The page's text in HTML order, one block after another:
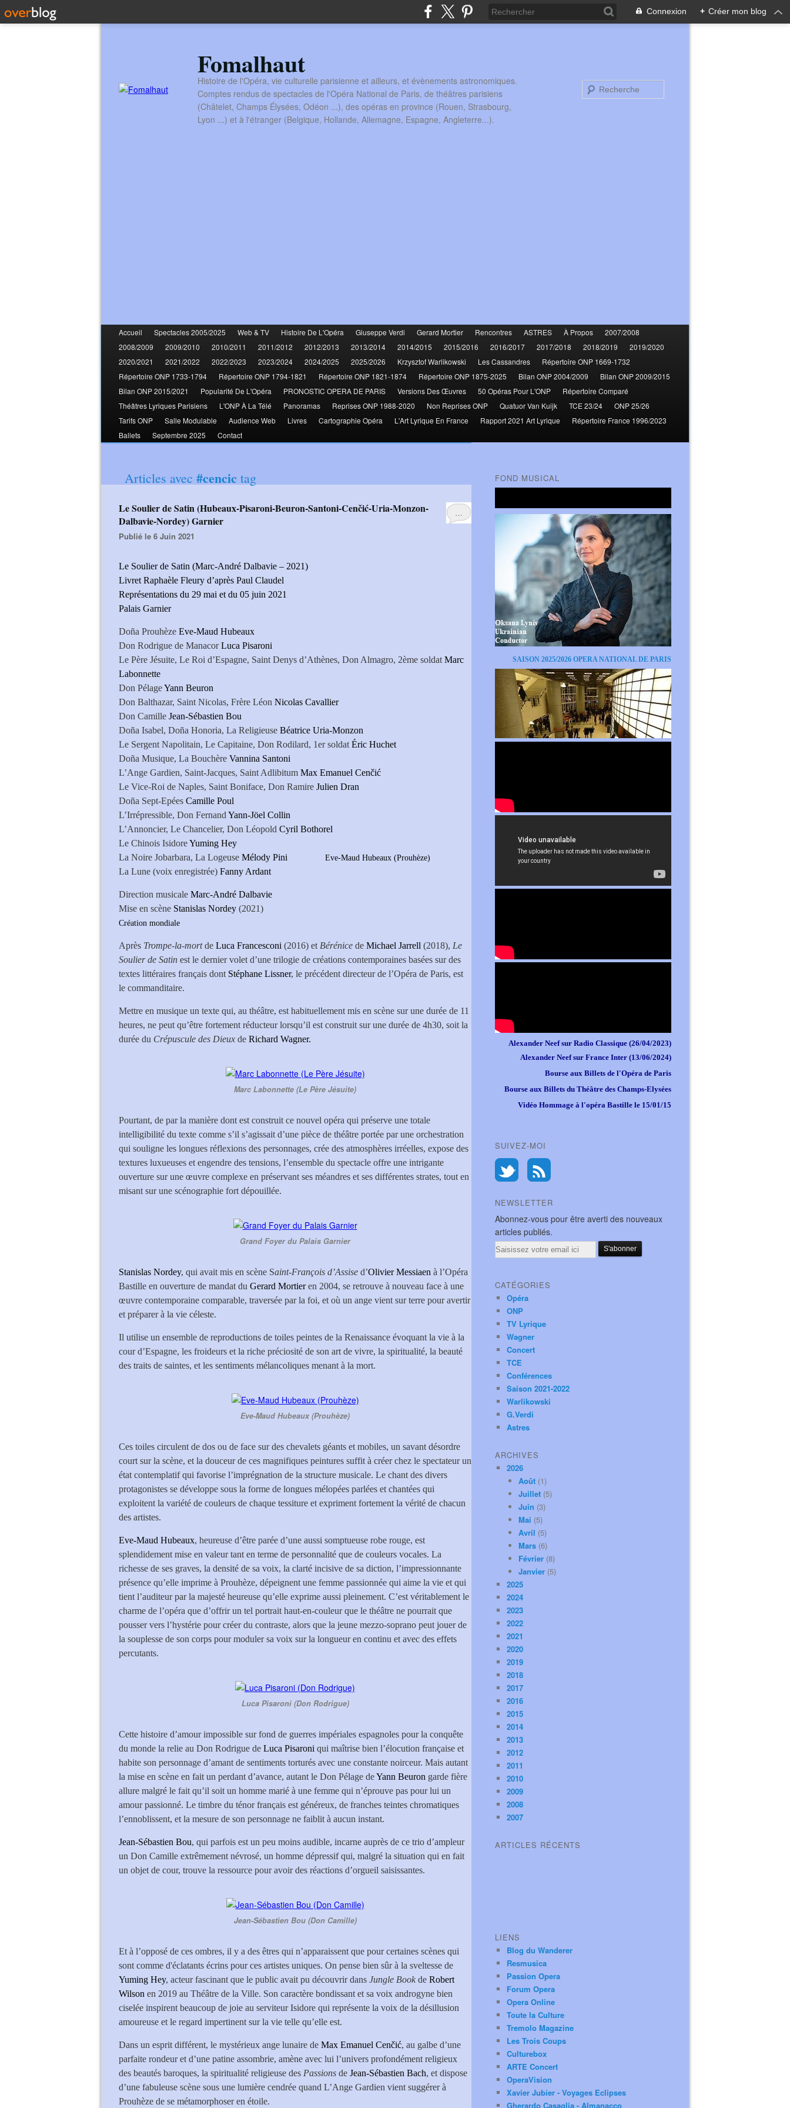
Connexion + Créer mon blog
Fomalhaut
Histoire de l'Opéra, vie culturelle parisienne et ailleurs, et évènements astronomiques.
Comptes rendus de spectacles de l'Opéra National de Paris, de théâtres parisiens
(Châtelet, Champs Élysées, Odéon ...), des opéras en province (Rouen, Strasbourg,
Lyon ...) et à l'étranger (Belgique, Hollande, Allemagne, Espagne, Angleterre...).
Accueil Spectacles 2005/2025 Web & TV Histoire De L'Opéra Giuseppe Verdi Gerard Mortier Rencontres ASTRES À Propos
2007/2008
2008/2009
2009/2010 2010/2011 2011/2012 2012/2013 2013/2014 2014/2015 2015/2016 2016/2017 2017/2018 2018/2019
2019/2020
2020/2021
2021/2022 2022/2023 2023/2024 2024/2025 2025/2026 Krzysztof Warlikowski Les Cassandres
Répertoire ONP 1669-1732
Répertoire ONP 1733-1794
Répertoire ONP 1794-1821 Répertoire ONP 1821-1874 Répertoire ONP 1875-2025 Bilan ONP 2004/2009
Bilan ONP 2009/2015
Bilan ONP 2015/2021
Popularité De L'Opéra PRONOSTIC OPERA DE PARIS Versions Des Œuvres 50 Opéras Pour L'ONP
Répertoire Comparé
Théâtres Lyriques Parisiens
L'ONP À La Télé Panoramas Reprises ONP 1988-2020 Non Reprises ONP Quatuor Van Kuijk TCE 23/24
ONP 25/26
Tarifs ONP
Salle Modulable Audience Web Livres Cartographie Opéra L'Art Lyrique En France Rapport 2021 Art Lyrique
Répertoire France 1996/2023
Ballets
Septembre 2025 Contact
Articles avec #cencic tag
…
Le Soulier de Satin (Hubeaux-Pisaroni-Beuron-Santoni-Cenčić-Uria-Monzon-
Dalbavie-Nordey) Garnier
Publié le 6 Juin 2021
Le Soulier de Satin (Marc-André Dalbavie – 2021)
Livret Raphaèle Fleury d’après Paul Claudel
Représentations du 29 mai et du 05 juin 2021
Palais Garnier
Doña Prouhèze Eve-Maud Hubeaux
Don Rodrigue de ManacorLuca Pisaroni
Le Père Jésuite, Le Roi d’Espagne, Saint Denys d’Athènes, Don Almagro, 2ème soldat Marc
Labonnette
Don PélageYann Beuron
Don Balthazar, Saint Nicolas, Frère Léon Nicolas Cavallier
Don Camille Jean-Sébastien Bou
Doña Isabel, Doña Honoria, La Religieuse Béatrice Uria‑Monzon
Le Sergent Napolitain, Le Capitaine, Don Rodilard, 1er soldat Éric Huchet
Doña Musique, La Bouchère Vannina Santoni
L’Ange Gardien, Saint-Jacques, Saint Adlibitum Max Emanuel Cenčić
Le Vice-Roi de Naples, Saint Boniface, Don Ramire Julien Dran
Doña Sept-Epées Camille Poul
L’Irrépressible, Don Fernand Yann-Jöel Collin
L’Annoncier, Le Chancelier, Don Léopold Cyril Bothorel
Le Chinois IsidoreYuming Hey
La Noire Jobarbara, La Logeuse Mélody Pini Eve-Maud Hubeaux (Prouhèze)
La Lune (voix enregistrée) Fanny Ardant
Direction musicale Marc-André Dalbavie
Mise en scène Stanislas Nordey (2021)
Création mondiale
Après Trompe-la-mortde Luca Francesconi (2016) et Bérénice de Michael Jarrell (2018), Le
Soulier de Satin est le dernier volet d’une trilogie de créations contemporaines basées sur des
textes littéraires français dont Stéphane Lissner, le précédent directeur de l’Opéra de Paris, est
le commanditaire.
Mettre en musique un texte qui, au théâtre, est habituellement mis en scène sur une durée de 11
heures, ne peut qu’être fortement réducteur lorsqu’il est construit sur une durée de 4h30, soit la
durée du Crépuscule des Dieux de Richard Wagner.
Marc Labonnette (Le Père Jésuite)
Pourtant, de par la manière dont est construit ce nouvel opéra qui préserve une totale
intelligibilité du texte comme s’il s’agissait d’une pièce de théâtre portée par une orchestration
qui souligne les longues réflexions des personnages, crée des atmosphères irréelles, expose des
textures luxueuses et engendre des tensions, l’ensemble du spectacle offre une intrigante
ouverture sur une œuvre complexe en préservant ses méandres et ses différentes strates, tout en
misant sur une scénographie fort dépouillée.
Grand Foyer du Palais Garnier
Stanislas Nordey, qui avait mis en scène Saint-François d’Assise d’Olivier Messiaen à l’Opéra
Bastille en ouverture de mandat du Gerard Mortieren 2004, se retrouve à nouveau face à une
œuvre contemporaine comparable, traversée par la foi, et où un ange vient sur terre pour avertir
et préparer à la vie céleste.
Il utilise un ensemble de reproductions de toiles peintes de la Renaissance évoquant la vie à la
cour d’Espagne, les froideurs et la riche préciosité de son art de vivre, la spiritualité, la beauté
des traits de saintes, et les sentiments mélancoliques menant à la mort.
Eve-Maud Hubeaux (Prouhèze)
Ces toiles circulent de dos ou de face sur des chevalets géants et mobiles, un savant désordre
court sur la scène, et la douceur de ces magnifiques peintures suffit à créer chez le spectateur un
état contemplatif qui favorise l’imprégnation de la structure musicale. Le chant des divers
protagonistes se développe sous la forme de longues mélopées parlées et chantées qui
exploitent la variété de couleurs de chaque tessiture et expriment fortement la vérité de chacun
des artistes.
Eve-Maud Hubeaux, heureuse d’être parée d’une aussi somptueuse robe rouge, est
splendidement mise en valeur tant en terme de personnalité que de couleurs vocales. La
richesse de ses graves, la densité de sa voix, la clarté incisive de sa diction, l’impressionnante
présence qu’elle imprime à Prouhèze, dépeignent une femme passionnée qui aime la vie et qui
tient l’auditeur par la majesté heureuse qu’elle exprime aussi pleinement. C’est véritablement le
charme de l’opéra que d’offrir un tel portrait haut-en-couleur que le théâtre ne pourrait que
pousser vers l’hystérie pour créer du contraste, alors que la jeune mezzo-soprano peut jouer de
la souplesse de son corps pour moduler sa voix sur la longueur en continu et avec des effets
percutants.
Luca Pisaroni (Don Rodrigue)
Cette histoire d’amour impossible sur fond de guerres impériales espagnoles pour la conquête
du monde la relie au Don Rodrigue de Luca Pisaroni qui maîtrise bien l’élocution française et
habite son personnage d’amant de sentiments torturés avec une constante noirceur. Mais autant
la mise en scène en fait un perdant d’avance, autant le Don Pélage deYann Beuron garde fière
allure malgré le fait qu’il soit un homme marié à une femme qui n’éprouve pas pour lui un
amour passionné. Le timbre du ténor français est généreux, de franches teintes chromatiques
l’ennoblissent, et la mesure de son personnage ne faiblit à aucun instant.
Jean-Sébastien Bou, qui parfois est un peu moins audible, incarne auprès de ce trio d’ampleur
un Don Camille extrêmement névrosé, un homme dépressif qui, malgré la situation qui en fait
un objet de cour, trouve la ressource pour avoir des réactions d’orgueil saisissantes.
Jean-Sébastien Bou (Don Camille)
Et à l’opposé de ces ombres, il y a des êtres qui n’apparaissent que pour certaines scènes qui
sont comme d'éclatants écrins pour ces artistes uniques. On pense bien sûr à la sveltesse de
Yuming Hey, acteur fascinant que le public avait pu découvrir dans Jungle Book de Robert
Wilson en 2019 au Théâtre de la Ville. Son caractère bondissant et sa voix androgyne bien
ciselée inspirent beaucoup de joie au serviteur Isidore qui représente la voix de la désillusion
amoureuse et le regard impertinent sur la vie telle qu’elle est.
Dans un esprit différent, le mystérieux ange lunaire de Max Emanuel Cenčić, au galbe d’une
parfaite rondeur et d’une patine assombrie, amène avec lui l’univers profondément religieux
des beautés baroques, la spiritualité religieuse des Passions de Jean-Sébastien Bach, et dispose
d’une fabuleuse scène sous une lumière cendrée quand L’Ange Gardien vient suggérer à
Prouhèze de se métamorphoser en étoile.
FOND MUSICAL
SAISON 2025/2026 OPERA NATIONAL DE PARIS
Alexander Neef sur Radio Classique (26/04/2023)
Alexander Neef sur France Inter (13/06/2024)
Bourse aux Billets de l'Opéra de Paris
Bourse aux Billets du Théâtre des Champs-Elysées
Vidéo Hommage à l'opéra Bastille le 15/01/15
SUIVEZ-MOI
NEWSLETTER
Abonnez-vous pour être averti des nouveaux
articles publiés.
Email
CATÉGORIES
Opéra
ONP
TV Lyrique
Wagner
Concert
TCE
Conférences
Saison 2021-2022
Warlikowski
G.Verdi
Astres
ARCHIVES
2026
Août (1)
Juillet (5)
Juin (3)
Mai (5)
Avril (5)
Mars (6)
Février (8)
Janvier (5)
2025
2024
2023
2022
2021
2020
2019
2018
2017
2016
2015
2014
2013
2012
2011
2010
2009
2008
2007
ARTICLES RÉCENTS
LIENS
Blog du Wanderer
Resmusica
Passion Opera
Forum Opera
Opera Online
Toute la Culture
Tremolo Magazine
Les Trois Coups
Culturebox
ARTE Concert
OperaVision
Xavier Jubier - Voyages Eclipses
Gherardo Casaglia - Almanacco